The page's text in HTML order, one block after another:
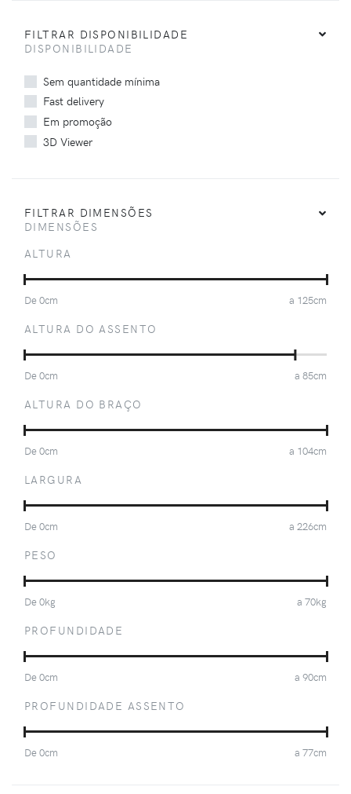
FILTRAR DISPONIBILIDADE
DISPONIBILIDADE
Sem quantidade mínima
Fast delivery
Em promoção
3D Viewer
FILTRAR DIMENSÕES
DIMENSÕES
ALTURA
De0cm a 125cm
ALTURA DO ASSENTO
De0cm a 85cm
ALTURA DO BRAÇO
De0cm a 104cm
LARGURA
De0cm a 226cm
PESO
De0kg a 70kg
PROFUNDIDADE
De0cm a 90cm
PROFUNDIDADE ASSENTO
De0cm a 77cm